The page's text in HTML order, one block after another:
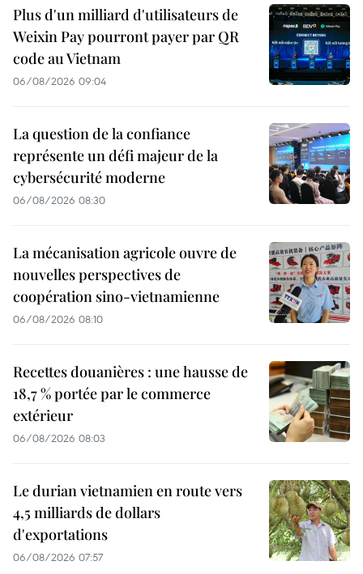
Plus d'un milliard d'utilisateurs de
Weixin Pay pourront payer par QR
code au Vietnam
06/08/2026 09:04
La question de la confiance
représente un défi majeur de la
cybersécurité moderne
06/08/2026 08:30
La mécanisation agricole ouvre de
nouvelles perspectives de
coopération sino-vietnamienne
06/08/2026 08:10
Recettes douanières : une hausse de
18,7 % portée par le commerce
extérieur
06/08/2026 08:03
Le durian vietnamien en route vers
4,5 milliards de dollars
d'exportations
06/08/2026 07:57